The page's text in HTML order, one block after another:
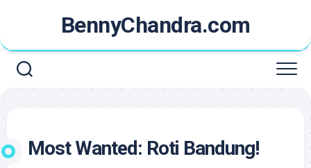
content
BennyChandra.com
Most Wanted: Roti Bandung!